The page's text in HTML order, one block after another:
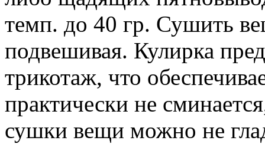
темп. до 40 гр. Сушить
подвешивая. Кулирка
трикотаж, что
практически не
сушки вещи можно не